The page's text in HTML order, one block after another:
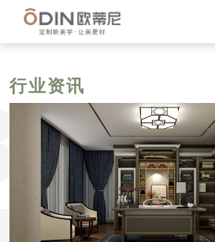
首页>定制动态>行业资讯
行业资讯